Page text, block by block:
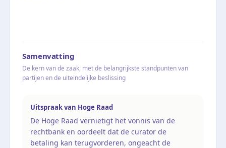
Samenvatting
De kern van de zaak, met de belangrijkste standpunten van
partijen en de uiteindelijke beslissing
Uitspraak van Hoge Raad
De Hoge Raad vernietigt het vonnis van de
rechtbank en oordeelt dat de curator de
betaling kan terugvorderen, ongeacht de